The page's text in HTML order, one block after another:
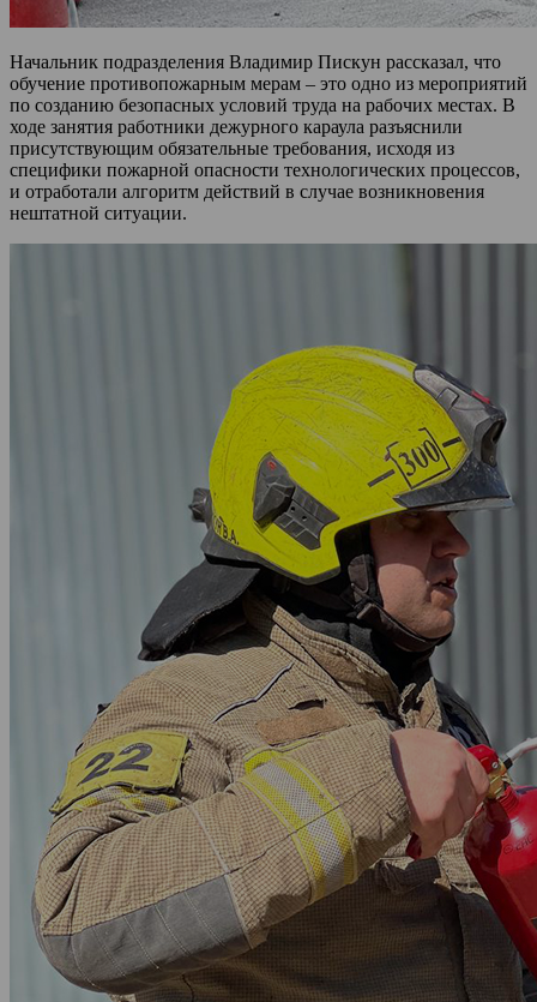
Начальник подразделения Владимир Пискун рассказал, что
обучение противопожарным мерам – это одно из мероприятий
по созданию безопасных условий труда на рабочих местах. В
ходе занятия работники дежурного караула разъяснили
присутствующим обязательные требования, исходя из
специфики пожарной опасности технологических процессов,
и отработали алгоритм действий в случае возникновения
нештатной ситуации.